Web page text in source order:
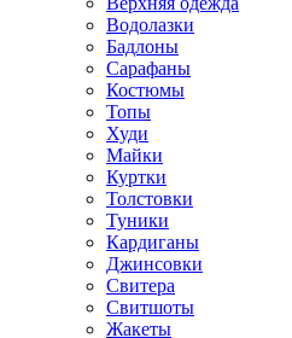
Водолазки
Бадлоны
Сарафаны
Костюмы
Топы
Худи
Майки
Куртки
Толстовки
Туники
Кардиганы
Джинсовки
Свитера
Свитшоты
Жакеты